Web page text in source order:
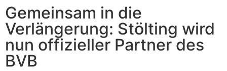
Gemeinsam in die
Verlängerung: Stölting wird
nun offizieller Partner des
BVB